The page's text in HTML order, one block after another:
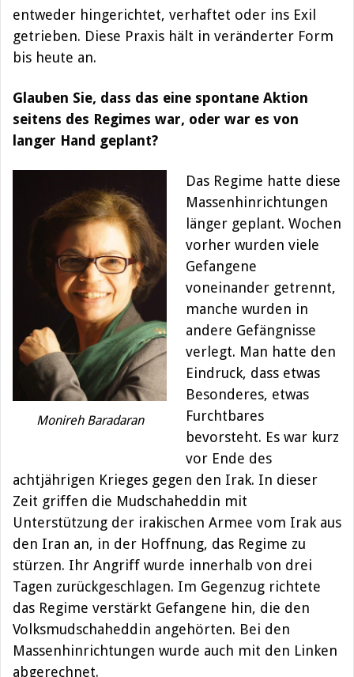
entweder hingerichtet, verhaftet oder ins Exil
getrieben. Diese Praxis hält in veränderter Form
bis heute an.
Glauben Sie, dass das eine spontane Aktion
seitens des Regimes war, oder war es von
langer Hand geplant?
Monireh Baradaran
Das Regime hatte diese
Massenhinrichtungen
länger geplant. Wochen
vorher wurden viele
Gefangene
voneinander getrennt,
manche wurden in
andere Gefängnisse
verlegt. Man hatte den
Eindruck, dass etwas
Besonderes, etwas
Furchtbares
bevorsteht. Es war kurz
vor Ende des
achtjährigen Krieges gegen den Irak. In dieser
Zeit griffen die Mudschaheddin mit
Unterstützung der irakischen Armee vom Irak aus
den Iran an, in der Hoffnung, das Regime zu
stürzen. Ihr Angriff wurde innerhalb von drei
Tagen zurückgeschlagen. Im Gegenzug richtete
das Regime verstärkt Gefangene hin, die den
Volksmudschaheddin angehörten. Bei den
Massenhinrichtungen wurde auch mit den Linken
abgerechnet.